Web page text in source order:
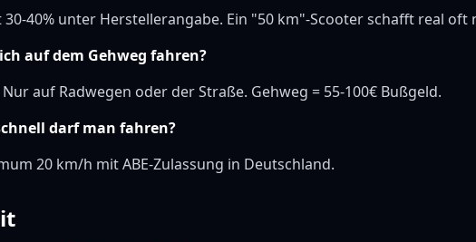
30-40% unter Herstellerangabe. Ein "50 km"-Scooter schafft real oft
auf dem Gehweg fahren?
Nur auf Radwegen oder der Straße. Gehweg = 55-100€ Bußgeld.
darf man fahren?
20 km/h mit ABE-Zulassung in Deutschland.